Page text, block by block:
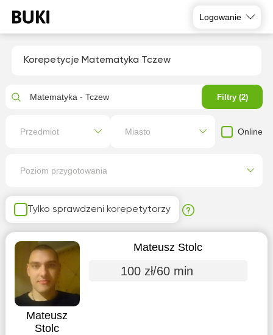
Logowanie
Korepetycje Matematyka Tczew
Tylko sprawdzeni korepetytorzy
Mateusz
Stolc
Mateusz Stolc
100 zł/60 min
Matematyka - Tczew Filtry (2)
Przedmiot Miasto Online
Poziom przygotowania